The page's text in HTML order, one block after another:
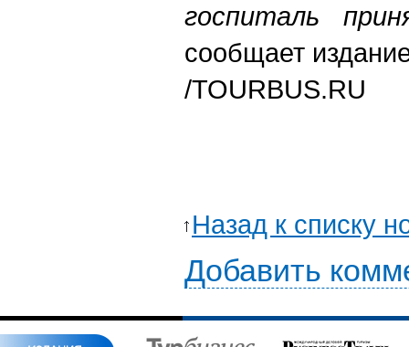
госпиталь
сообщает
/TOURBUS.RU
Назад к списку
Добавить